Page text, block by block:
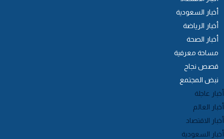
أخبار السعودية
أخبار الرياضة
أخبار الصحة
مساحة معرفية
قصص نجاح
نبض المجتمع
عاجلة
العالم
الاقتصاد
السعودية